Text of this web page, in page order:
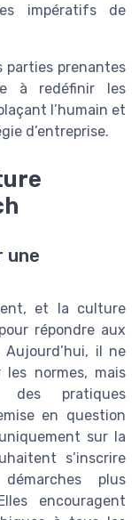
impératifs de
parties prenantes
à redéfinir les
l’humain et
d’entreprise.
une
et la culture
répondre aux
il ne
les normes, mais
des pratiques
en question
sur la
s’inscrire
plus
encouragent